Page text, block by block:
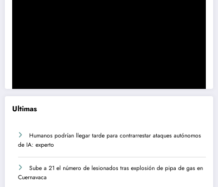
Ultimas
Humanos podrían llegar tarde para contrarrestar ataques autónomos
de IA: experto
Sube a 21 el número de lesionados tras explosión de pipa de gas en
Cuernavaca